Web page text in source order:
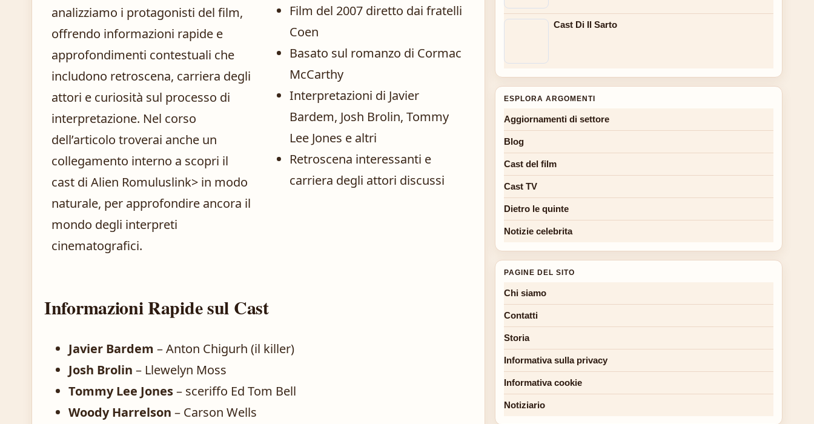
analizziamo i protagonisti del film,
offrendo informazioni rapide e
approfondimenti contestuali che
includono retroscena, carriera degli
attori e curiosità sul processo di
interpretazione. Nel corso
dell’articolo troverai anche un
collegamento interno a scopri il
cast di Alien Romuluslink> in modo
naturale, per approfondire ancora il
mondo degli interpreti
cinematografici.
Film del 2007 diretto dai fratelli
Coen
Basato sul romanzo di Cormac
McCarthy
Interpretazioni di Javier
Bardem, Josh Brolin, Tommy
Lee Jones e altri
Retroscena interessanti e
carriera degli attori discussi
Informazioni Rapide sul Cast
Javier Bardem – Anton Chigurh (il killer)
Josh Brolin – Llewelyn Moss
Tommy Lee Jones– sceriffo Ed Tom Bell
Woody Harrelson – Carson Wells
Cast Di Il Sarto
ESPLORA ARGOMENTI
Aggiornamenti di settore
Blog
Cast del film
Cast TV
Dietro le quinte
Notizie celebrita
PAGINE DEL SITO
Chi siamo
Contatti
Storia
Informativa sulla privacy
Informativa cookie
Notiziario